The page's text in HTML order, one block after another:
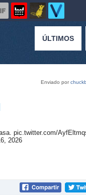
ÚLTIMOS
Enviado por
pic.twitter.com/
2026